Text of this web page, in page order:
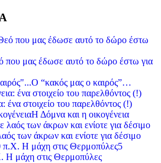
που μας έδωσε αυτό το δώρο έστω για
Ο “κακός μας ο καιρός”…
ένα στοιχείο του παρελθόντος (!)
Η Δόμνα και η οικογένεια
των άκρων και ενίοτε για δέσιμο
5
Η μάχη στις Θερμοπύλες